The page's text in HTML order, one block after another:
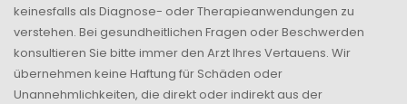
keinesfalls als Diagnose- oder Therapieanwendungen zu
verstehen. Bei gesundheitlichen Fragen oder Beschwerden
konsultieren Sie bitte immer den Arzt Ihres Vertauens. Wir
übernehmen keine Haftung für Schäden oder
Unannehmlichkeiten, die direkt oder indirekt aus der